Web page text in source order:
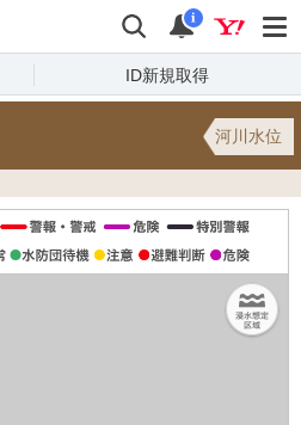
検索 通知
i
ID新規取得
河川水位